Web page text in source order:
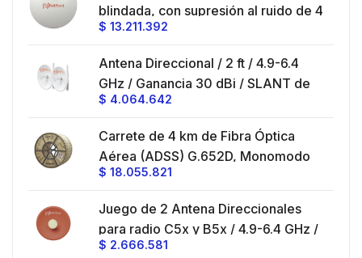
blindada, con supresión al ruido de 4
ft, 5.9-7.2 GHz, Ganancia 36 dBi con
hasta 80 km, Conectores N-hembra,
montaje con alineación milimétrica.
$ 13.211.392
Antena Direccional / 2 ft / 4.9-6.4
GHz / Ganancia 30 dBi / SLANT de
45 ° y 90 ° / Conector N-Hembra /
$ 4.064.642
Carrete de 4 km de Fibra Óptica
Aérea (ADSS) G.652D, Monomodo
de 24 Hilos, Exterior, Span 200,
$ 18.055.821
Juego de 2 Antena Direccionales
para radio C5x y B5x / 4.9-6.4 GHz /
Ganancia 27 dBi / Montaje incluido.
$ 2.666.581